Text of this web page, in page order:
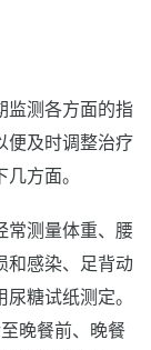
监测各方面的指
便及时调整治疗
方面。
测量体重、腰
和感染、足背动
糖试纸测定。
晚餐前、晚餐